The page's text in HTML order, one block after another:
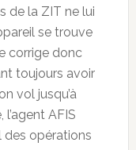
de la ZIT ne lui
se trouve
corrige donc
toujours avoir
vol jusqu’à
l’agent AFIS
des opérations